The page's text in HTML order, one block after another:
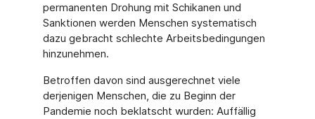
permanenten Drohung mit Schikanen und
Sanktionen werden Menschen systematisch
dazu gebracht schlechte Arbeitsbedingungen
hinzunehmen.
Betroffen davon sind ausgerechnet viele
derjenigen Menschen, die zu Beginn der
Pandemie noch beklatscht wurden: Auffällig